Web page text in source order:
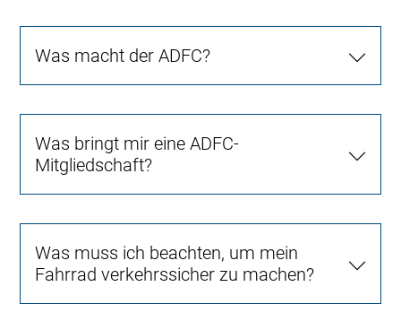
Was macht der ADFC?
Was bringt mir eine ADFC-
Mitgliedschaft?
Was muss ich beachten, um mein
Fahrrad verkehrssicher zu machen?